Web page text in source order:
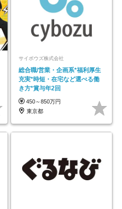
サイボウズ株式会社
総合職/営業・企画系*福利厚生
充実*時短・在宅など選べる働
き方*賞与年2回
450～850万円
東京都